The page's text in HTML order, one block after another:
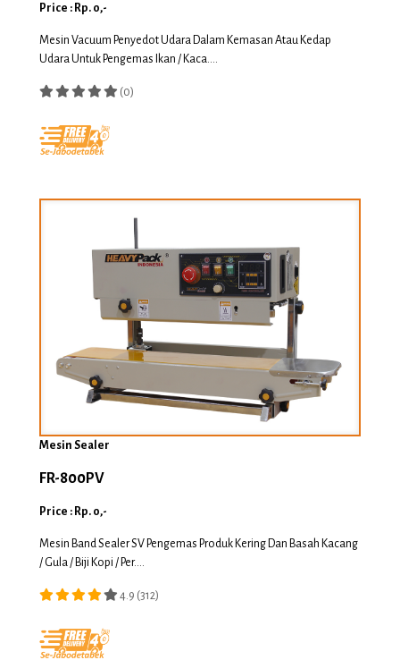
Price : Rp. 0,-
Mesin Vacuum Penyedot Udara Dalam Kemasan Atau Kedap
Udara Untuk Pengemas Ikan / Kaca....
(0)
Mesin Sealer
FR-800PV
Price : Rp. 0,-
Mesin Band Sealer SV Pengemas Produk Kering Dan Basah Kacang
/ Gula / Biji Kopi / Per....
4.9 (312)